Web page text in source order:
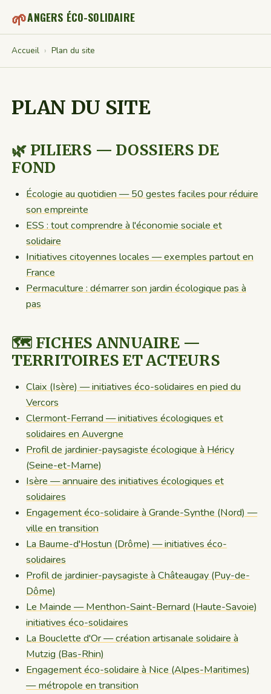
🌱ANGERS ÉCO-SOLIDAIRE
Accueil › Plan du site
PLAN DU SITE
🌿 PILIERS — DOSSIERS DE
FOND
Écologie au quotidien — 50 gestes faciles pour réduire
son empreinte
ESS : tout comprendre à l'économie sociale et
solidaire
Initiatives citoyennes locales — exemples partout en
France
Permaculture : démarrer son jardin écologique pas à
pas
🗺️ FICHES ANNUAIRE —
TERRITOIRES ET ACTEURS
Claix (Isère) — initiatives éco-solidaires en pied du
Vercors
Clermont-Ferrand — initiatives écologiques et
solidaires en Auvergne
Profil de jardinier-paysagiste écologique à Héricy
(Seine-et-Marne)
Isère — annuaire des initiatives écologiques et
solidaires
Engagement éco-solidaire à Grande-Synthe (Nord) —
ville en transition
La Baume-d'Hostun (Drôme) — initiatives éco-
solidaires
Profil de jardinier-paysagiste à Châteaugay (Puy-de-
Dôme)
Le Mainde — Menthon-Saint-Bernard (Haute-Savoie)
initiatives éco-solidaires
La Bouclette d'Or — création artisanale solidaire à
Mutzig (Bas-Rhin)
Engagement éco-solidaire à Nice (Alpes-Maritimes)
— métropole en transition